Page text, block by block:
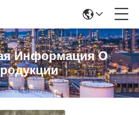
Информация О